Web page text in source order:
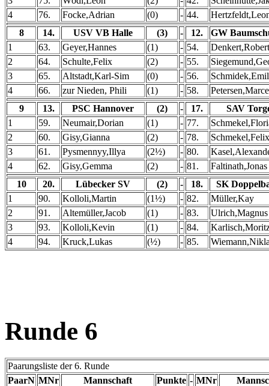
4
76. Focke,Adrian (0) - 44.
8
14. USV VB Halle (3) - 12.
GW
1
63. Geyer,Hannes (1) - 54.
Denkert,Robert
2
64. Schulte,Felix (2) - 55.
3
65. Altstadt,Karl-Sim (0) - 56.
Schmidek,Emil
4
66. zur Nieden, Phili (1) - 58.
9
13. PSC Hannover (2) - 17.
SAV
1
59. Neumair,Dorian (1) - 77.
2
60. Gisy,Gianna (2) - 78.
Schmekel,Felix
3
61. Pysmennyy,Illya (2½) - 80.
4
62. Gisy,Gemma (2) - 81.
Faltinath,Jonas
10
20. Lübecker SV (2) - 18.
SK
1
90. Kolloli,Martin (1½) - 82.
Müller,Kay
2
91. Altemüller,Jacob (1) - 83.
Ulrich,Magnus
3
93. Kolloli,Kevin (1) - 84.
4
94. Kruck,Lukas (½) - 85.
Runde 6
Paarungsliste der 6. Runde
PaarN MNr Mannschaft Punkte - MNr